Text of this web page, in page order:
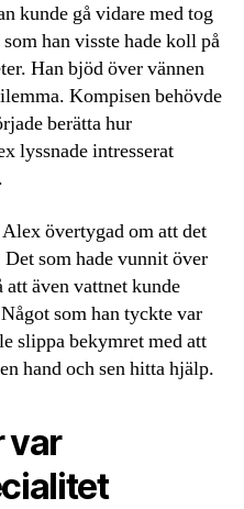
kunde gå vidare med tog
han visste hade koll på
Han bjöd över vännen
Kompisen behövde
berätta hur
lyssnade intresserat
övertygad om att det
som hade vunnit över
även vattnet kunde
som han tyckte var
slippa bekymret med att
hand och sen hitta hjälp.
var